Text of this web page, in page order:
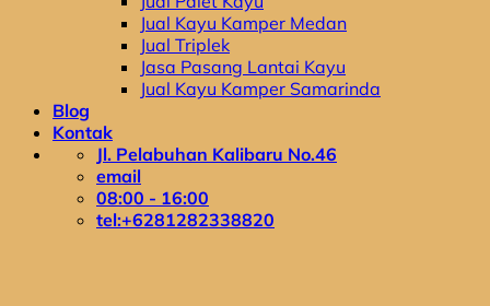
Jual Kayu Kamper Medan
Jual Triplek
Jasa Pasang Lantai Kayu
Jual Kayu Kamper Samarinda
Blog
Kontak
Jl. Pelabuhan Kalibaru No.46
email
08:00 - 16:00
tel:+6281282338820